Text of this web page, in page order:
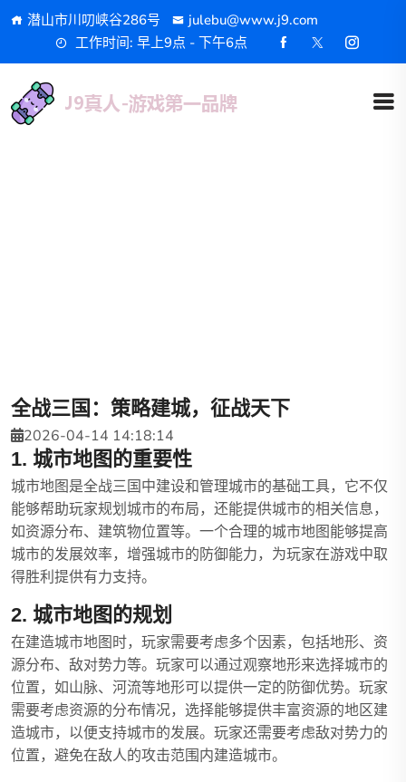
潜山市川叨峡谷286号
julebu@www.j9.com
工作时间: 早上9点 - 下午6点
全战三国：策略建城，征战天下
2026-04-14 14:18:14
1. 城市地图的重要性
城市地图是全战三国中建设和管理城市的基础工具，它不仅
能够帮助玩家规划城市的布局，还能提供城市的相关信息，
如资源分布、建筑物位置等。一个合理的城市地图能够提高
城市的发展效率，增强城市的防御能力，为玩家在游戏中取
得胜利提供有力支持。
2. 城市地图的规划
在建造城市地图时，玩家需要考虑多个因素，包括地形、资
源分布、敌对势力等。玩家可以通过观察地形来选择城市的
位置，如山脉、河流等地形可以提供一定的防御优势。玩家
需要考虑资源的分布情况，选择能够提供丰富资源的地区建
造城市，以便支持城市的发展。玩家还需要考虑敌对势力的
位置，避免在敌人的攻击范围内建造城市。